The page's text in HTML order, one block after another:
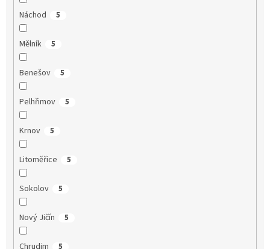
Náchod 5
Mělník 5
Benešov 5
Pelhřimov 5
Krnov 5
Litoměřice 5
Sokolov 5
Nový Jičín 5